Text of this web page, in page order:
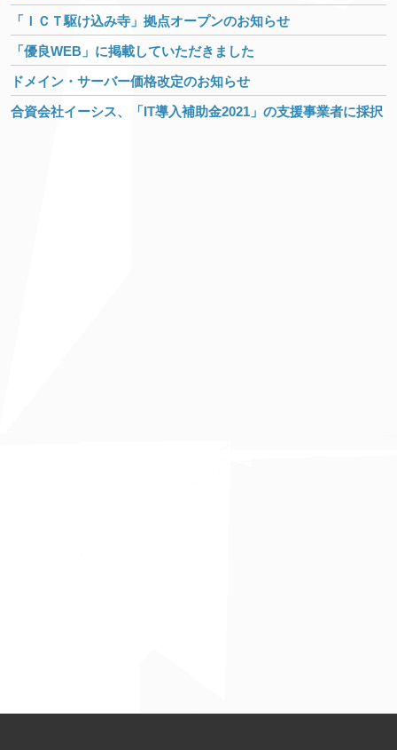
「ＩＣＴ駆け込み寺」拠点オープンのお知らせ
「優良WEB」に掲載していただきました
ドメイン・サーバー価格改定のお知らせ
合資会社イーシス、「IT導入補助金2021」の支援事業者に採択